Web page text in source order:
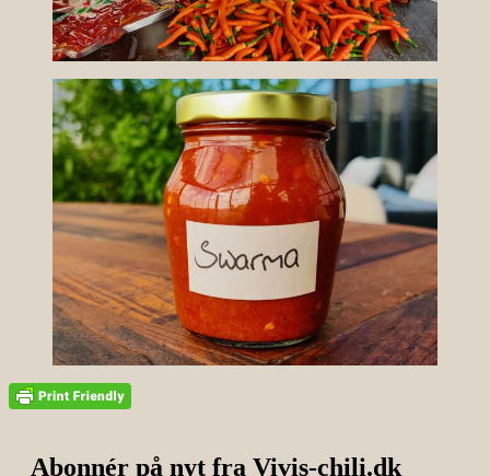
Abonnér på nyt fra Vivis-chili.dk